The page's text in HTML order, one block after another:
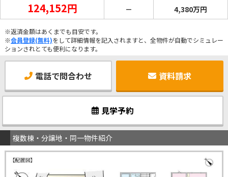
124,152円 － 4,380万円
※返済金額はあくまでも目安です。
※会員登録(無料)をして詳細情報を記入されますと、全物件が自動でシミュレー
ションされとても便利になります。
電話で問合わせ 資料請求
見学予約
複数棟・分譲地・同一物件紹介